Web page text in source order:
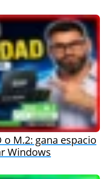
o M.2: gana espacio
Windows